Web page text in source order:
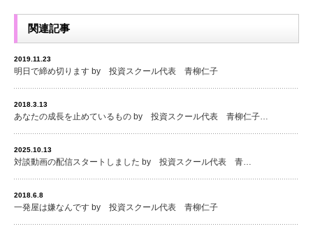
関連記事
2019.11.23
明日で締め切ります by 投資スクール代表 青柳仁子
2018.3.13
あなたの成長を止めているもの by 投資スクール代表 青柳仁子…
2025.10.13
対談動画の配信スタートしました by 投資スクール代表 青…
2018.6.8
一発屋は嫌なんです by 投資スクール代表 青柳仁子